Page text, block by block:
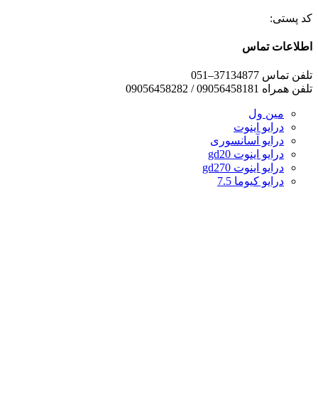
کد پستی:
اطلاعات تماس
تلفن تماس 37134877–051
تلفن همراه 09056458181 / 09056458282
مین ول
درایو اینوت
درایو آسانسوری
درایو اینوت gd20
درایو اینوت gd270
درایو کیوما 7.5